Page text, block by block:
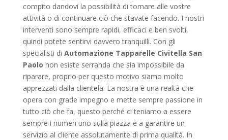
compito dandovi la possibilità di tornare alle vostre
attività o di continuare ciò che stavate facendo. I nostri
interventi sono sempre rapidi, efficaci e ben svolti,
quindi potete sentirvi davvero tranquilli. Con gli
specialisti di Automazione Tapparelle Civitella San
Paolo non esiste serranda che sia impossibile da
riparare, proprio per questo motivo siamo molto
apprezzati dalla clientela. La nostra è una realtà che
opera con grade impegno e mette sempre passione in
tutto ciò che fa, questo perché ci teniamo a essere
sempre i numeri uno sulla piazza e a garantire un
servizio al cliente assolutamente di prima qualità. In